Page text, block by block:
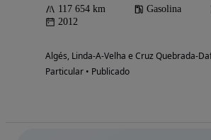
117 654 km Gasolina
2012
Algés, Linda-A-Velha e Cruz Quebrada-
Particular • Publicado